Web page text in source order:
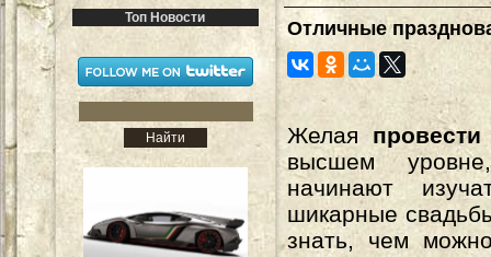
Топ Новости Отличные
Желая
высшем
начинают
шикарные
знать, чем